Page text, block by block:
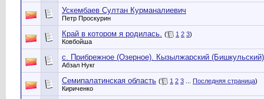
Ускембаев Султан Курманалиевич
Петр Проскурин
Край в котором я родилась. ( 1 2 3)
Ковбойша
с. Прибрежное (Озерное). Кызылжарский
Абзал Нукг
Семипалатинская область ( 1 2 3 Последняя страница)
Кириченко